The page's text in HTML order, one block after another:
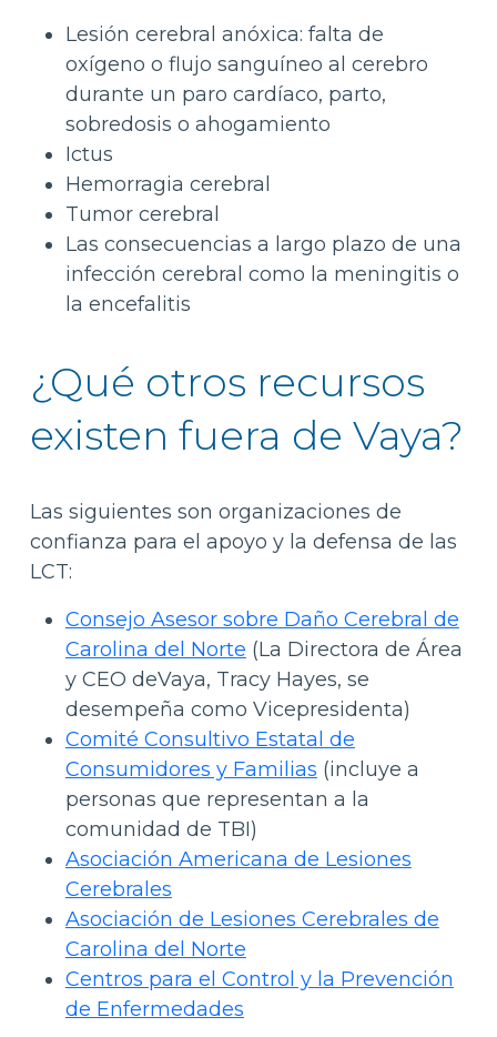
Lesión cerebral anóxica: falta de
oxígeno o flujo sanguíneo al cerebro
durante un paro cardíaco, parto,
sobredosis o ahogamiento
Ictus
Hemorragia cerebral
Tumor cerebral
Las consecuencias a largo plazo de una
infección cerebral como la meningitis o
la encefalitis
¿Qué otros recursos
existen fuera de Vaya?
Las siguientes son organizaciones de
confianza para el apoyo y la defensa de las
LCT:
Consejo Asesor sobre Daño Cerebral de
Carolina del Norte (La Directora de Área
y CEO deVaya, Tracy Hayes, se
desempeña como Vicepresidenta)
Comité Consultivo Estatal de
Consumidores y Familias (incluye a
personas que representan a la
comunidad de TBI)
Asociación Americana de Lesiones
Cerebrales
Asociación de Lesiones Cerebrales de
Carolina del Norte
Centros para el Control y la Prevención
de Enfermedades